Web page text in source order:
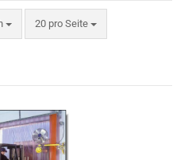
20 pro Seite
pro Seite